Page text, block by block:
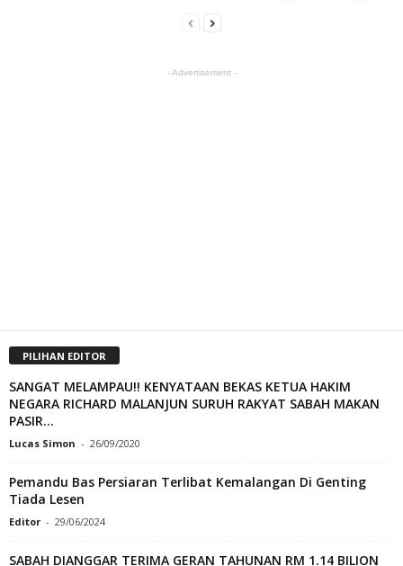
- Advertisement -
PILIHAN EDITOR
SANGAT MELAMPAU!! KENYATAAN BEKAS KETUA HAKIM
NEGARA RICHARD MALANJUN SURUH RAKYAT SABAH MAKAN
PASIR...
Lucas Simon - 26/09/2020
Pemandu Bas Persiaran Terlibat Kemalangan Di Genting
Tiada Lesen
Editor - 29/06/2024
SABAH DIANGGAR TERIMA GERAN TAHUNAN RM 1.14 BILION